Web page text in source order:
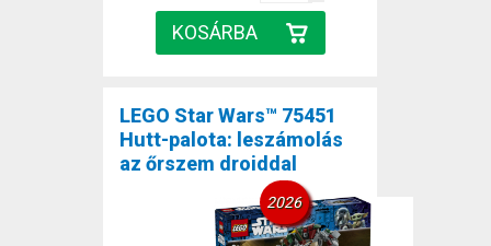
LEGO Star Wars™ 75451
Hutt-palota: leszámolás
az őrszem droiddal
2026